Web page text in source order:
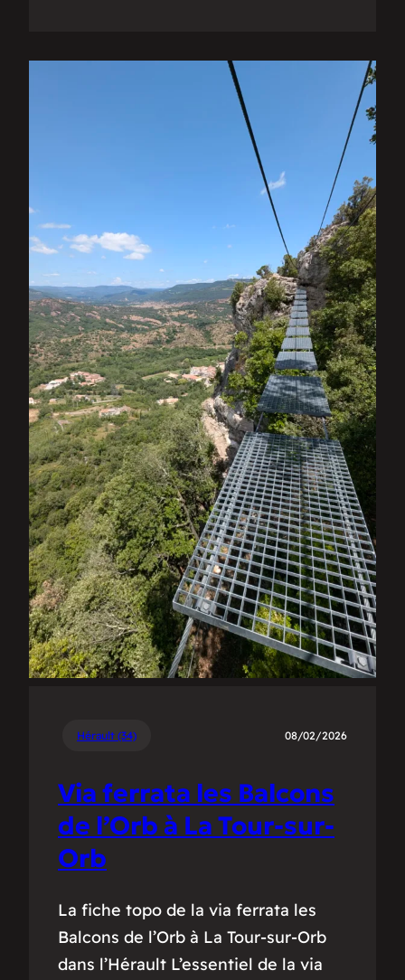
Hérault (34) 08/02/2026
Via ferrata les Balcons
de l’Orb à La Tour-sur-
Orb
La fiche topo de la via ferrata les
Balcons de l’Orb à La Tour-sur-Orb
dans l’Hérault L’essentiel de la via